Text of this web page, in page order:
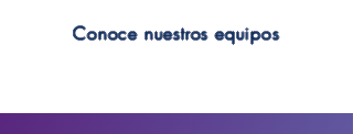
Conoce nuestros equipos